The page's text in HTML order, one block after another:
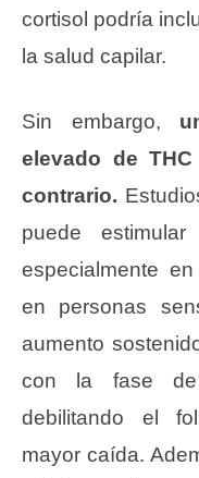
cortisol podría
la salud capilar.
Sin embargo,
elevado de
contrario.
puede
especialmente
en personas
aumento
con la fase de
debilitando el
mayor caída.